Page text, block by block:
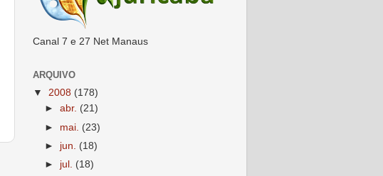
Canal 7 e 27 Net Manaus
ARQUIVO
▼ 2008 (178)
►abr. (21)
► mai. (23)
► jun. (18)
► jul. (18)